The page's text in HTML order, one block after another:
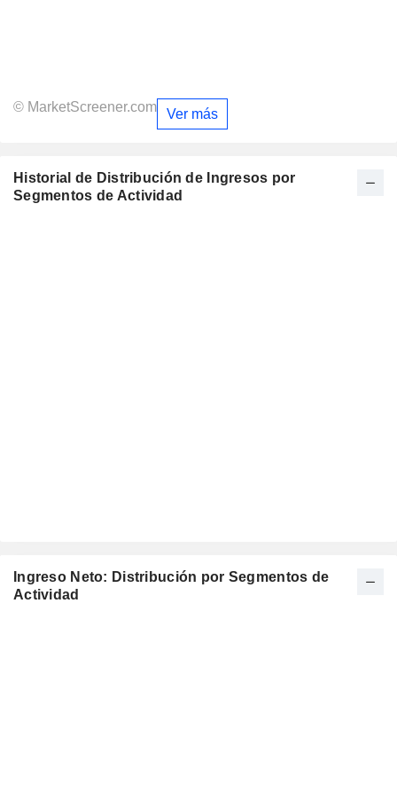
© MarketScreener.com Ver más
Historial de Distribución de Ingresos por
Segmentos de Actividad
Ingreso Neto: Distribución por Segmentos de
Actividad